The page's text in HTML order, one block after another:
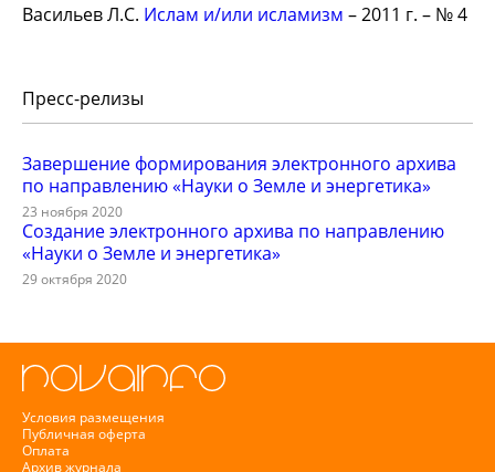
Васильев Л.С. Ислам и/или исламизм – 2011 г. – № 4
Пресс-релизы
Завершение формирования электронного архива
по направлению «Науки о Земле и энергетика»
23 ноября 2020
Создание электронного архива по направлению
«Науки о Земле и энергетика»
29 октября 2020
Условия размещения
Публичная оферта
Оплата
Архив журнала